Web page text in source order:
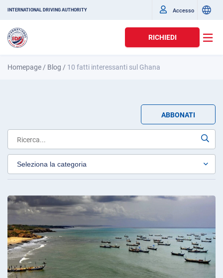
INTERNATIONAL DRIVING AUTHORITY Accesso
RICHIEDI
Homepage / Blog / 10 fatti interessanti sul Ghana
ABBONATI